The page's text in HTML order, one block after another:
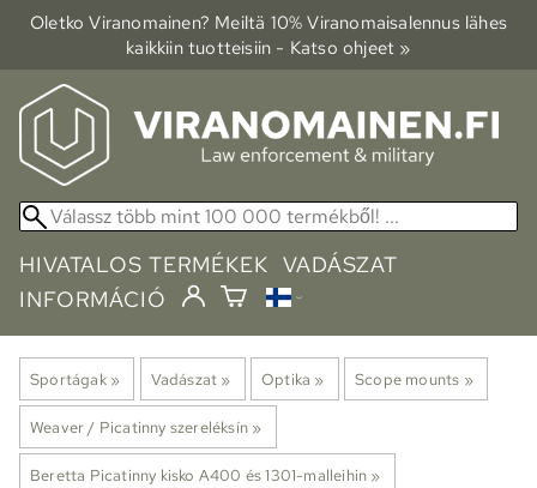
Oletko Viranomainen? Meiltä 10% Viranomais­alennus lähes
kaikkiin tuotteisiin - Katso ohjeet »
HIVATALOS TERMÉKEK VADÁSZAT
INFORMÁCIÓ
Sportágak ‪» Vadászat ‪» Optika ‪» Scope mounts ‪»
Weaver / Picatinny szereléksín ‪»
Beretta Picatinny kisko A400 és 1301-malleihin ‪»